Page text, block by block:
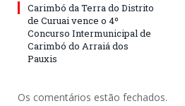
Carimbó da Terra do Distrito
de Curuai vence o 4º
Concurso Intermunicipal de
Carimbó do Arraiá dos
Pauxis
Os comentários estão fechados.